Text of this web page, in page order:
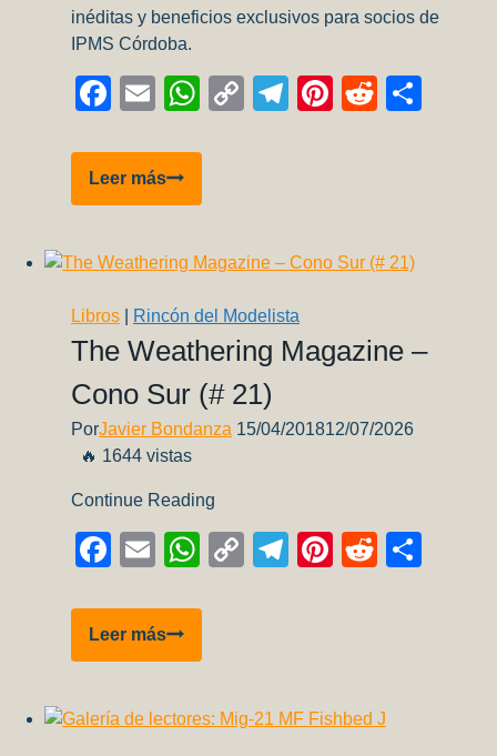
inéditas y beneficios exclusivos para socios de
IPMS Córdoba.
Facebook
EmailWhatsApp
CopyTelegram
Pinterest
Reddit
Leer másReview
–
63
I,
y
III
Fuerza
#35)
Libros Rincón del Modelista
The Weathering Magazine –
Cono Sur (# 21)
PorJavier Bondanza 15/04/201812/07/2026
🔥 1644 vistas
Continue Reading
Facebook
EmailWhatsApp
CopyTelegram
Pinterest
Reddit
Leer másThe
Weathering
–